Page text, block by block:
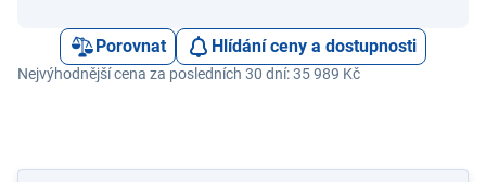
Porovnat Hlídání ceny a dostupnosti
Nejvýhodnější cena za posledních 30 dní: 35 989 Kč